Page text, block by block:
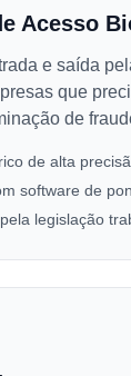
Acesso
e saída
que
de
de alta
software de
legislação